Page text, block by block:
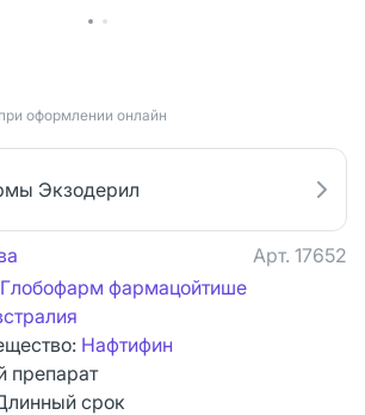
оформлении онлайн
Экзодерил
Арт. 17652
Глобофарм фармацойтише
Нафтифин
препарат
срок